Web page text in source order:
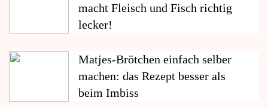
macht Fleisch und Fisch richtig
lecker!
Matjes-Brötchen einfach selber
machen: das Rezept besser als
beim Imbiss